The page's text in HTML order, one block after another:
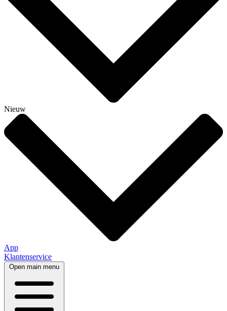
Nieuw
App
Klantenservice
Open main menu